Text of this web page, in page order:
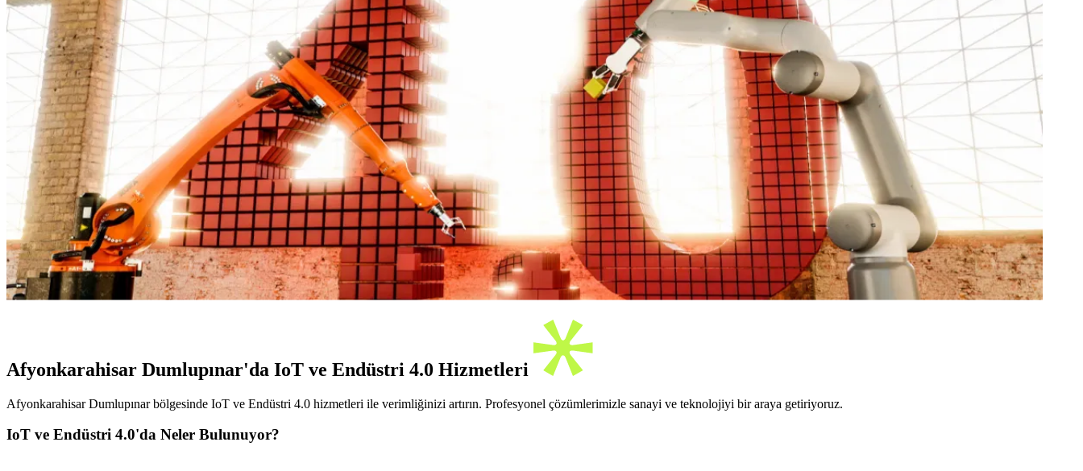
Afyonkarahisar Dumlupınar'da IoT ve Endüstri 4.0 Hizmetleri
Afyonkarahisar Dumlupınar bölgesinde IoT ve Endüstri 4.0 hizmetleri ile verimliğinizi artırın. Profesyonel çözümlerimizle sanayi ve teknolojiyi bir araya getiriyoruz.
IoT ve Endüstri 4.0'da Neler Bulunuyor?